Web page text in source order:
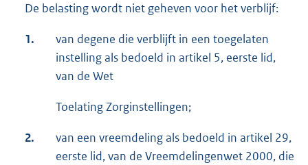
De belasting wordt niet geheven voor het verblijf:
1.
van degene die verblijft in een toegelaten
instelling als bedoeld in artikel 5, eerste lid,
van de Wet
Toelating Zorginstellingen;
2.
van een vreemdeling als bedoeld in artikel 29,
eerste lid, van de Vreemdelingenwet 2000, die